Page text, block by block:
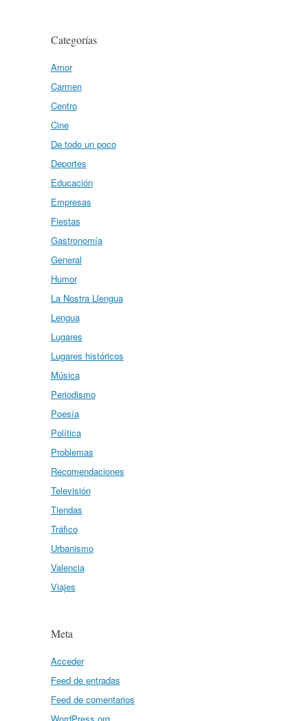
Categorías
Amor
Carmen
Centro
Cine
De todo un poco
Deportes
Educación
Empresas
Fiestas
Gastronomía
General
Humor
La Nostra Llengua
Lengua
Lugares
Lugares históricos
Música
Periodismo
Poesía
Política
Problemas
Recomendaciones
Televisión
Tiendas
Tráfico
Urbanismo
Valencia
Viajes
Meta
Acceder
Feed de entradas
Feed de comentarios
WordPress.org